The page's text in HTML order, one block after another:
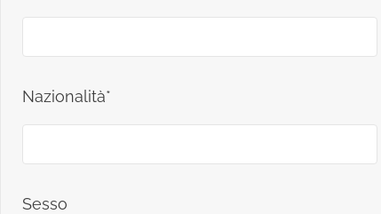
Nazionalità*
Sesso